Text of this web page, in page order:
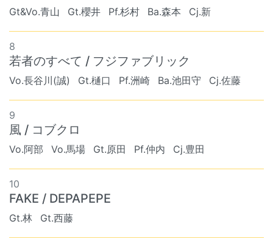
Gt&Vo.青山 Gt.櫻井 Pf.杉村 Ba.森本 Cj.新
8
若者のすべて / フジファブリック
Vo.長谷川(誠) Gt.樋口 Pf.洲崎 Ba.池田守 Cj.佐藤
9
風 / コブクロ
Vo.阿部 Vo.馬場 Gt.原田 Pf.仲内 Cj.豊田
10
FAKE / DEPAPEPE
Gt.林 Gt.西藤